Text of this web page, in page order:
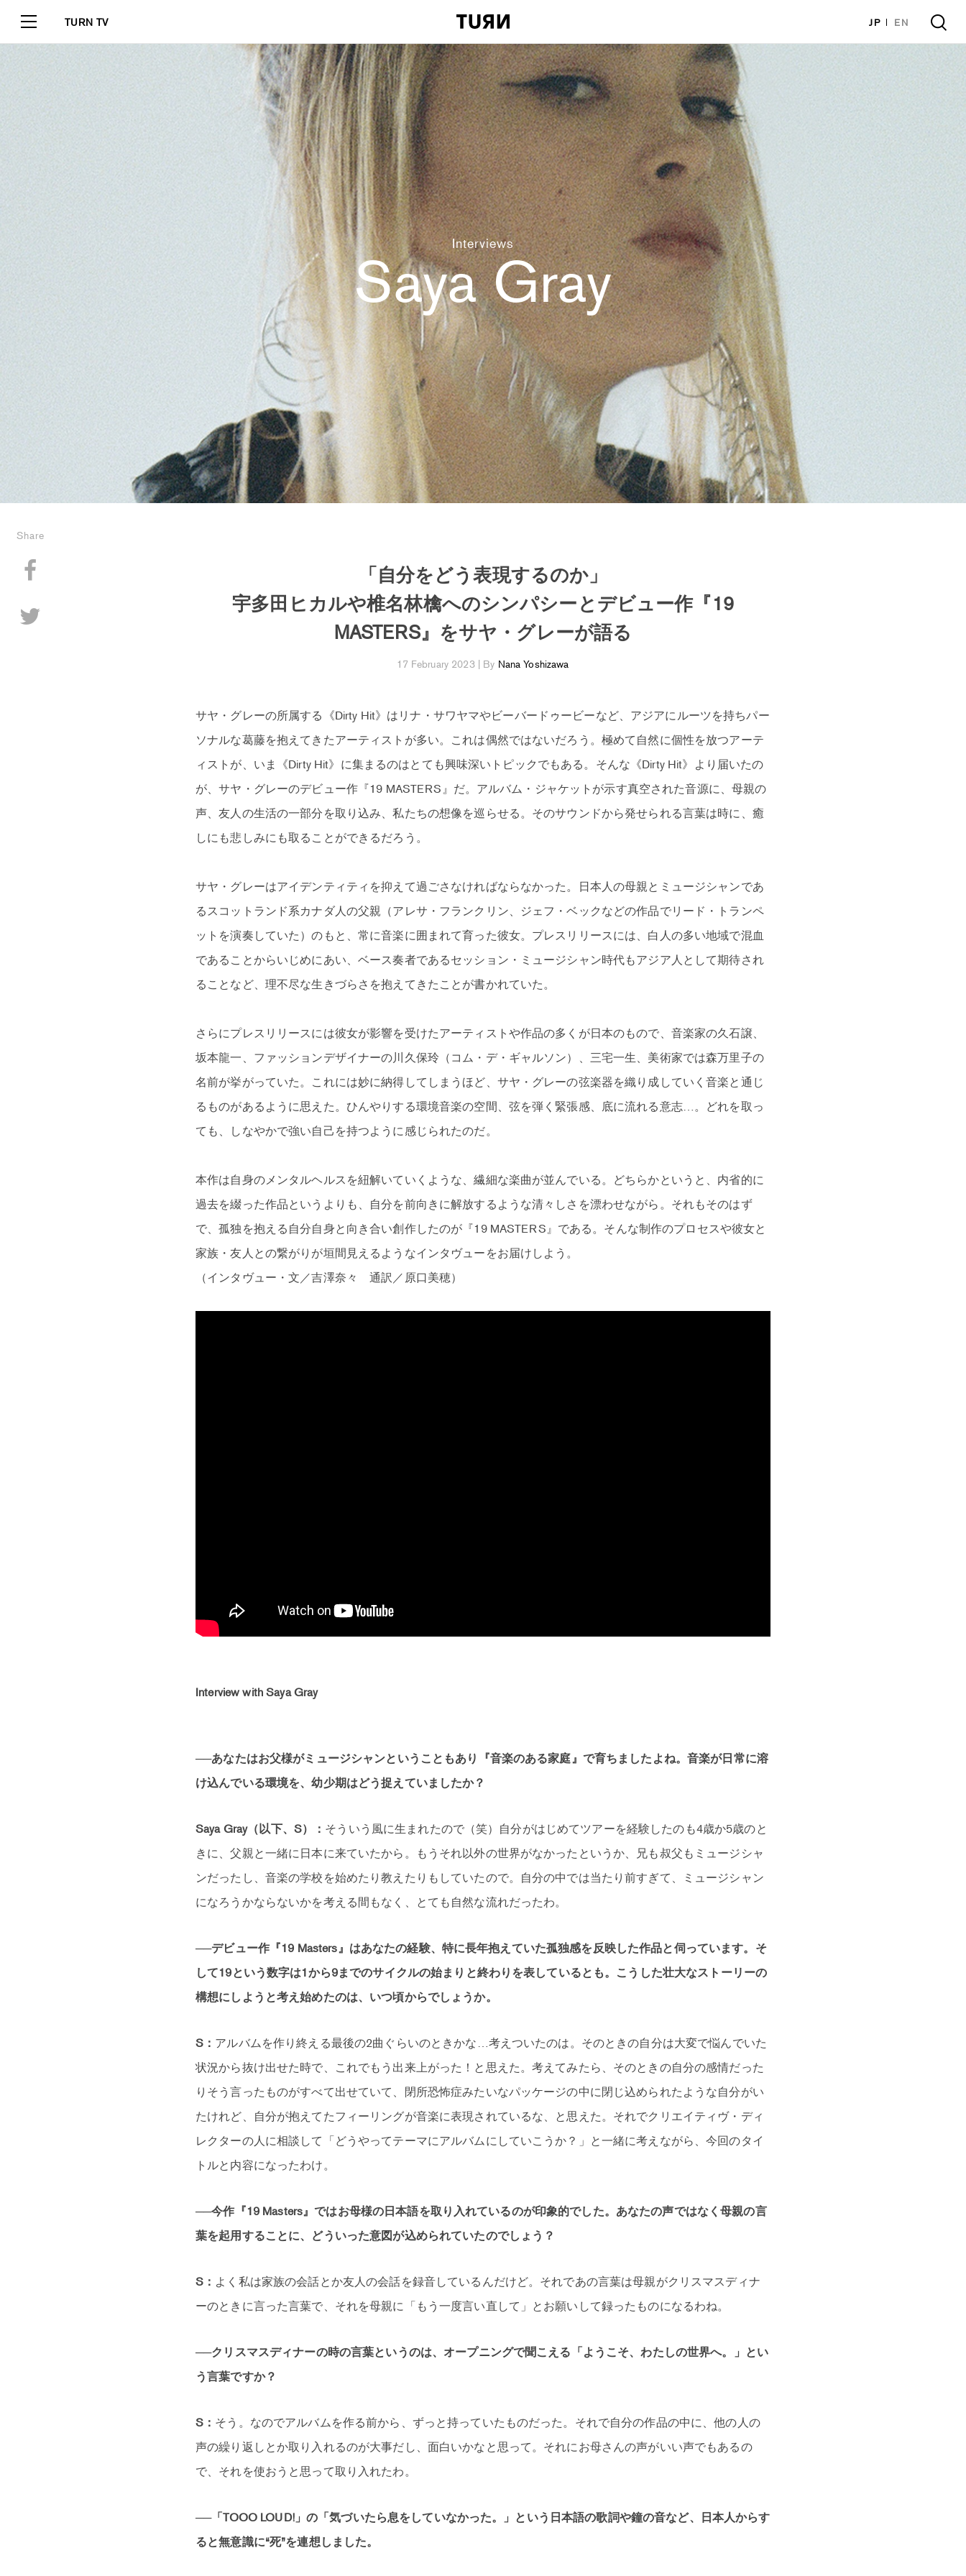
TURN TV JP EN
Interviews
Saya Gray
Share
「自分をどう表現するのか」
宇多田ヒカルや椎名林檎へのシンパシーとデビュー作『19
MASTERS』をサヤ・グレーが語る
17 February 2023 | By Nana Yoshizawa
サヤ・グレーの所属する《Dirty Hit》はリナ・サワヤマやビーバードゥービーなど、アジアにルーツを持ちパー
ソナルな葛藤を抱えてきたアーティストが多い。これは偶然ではないだろう。極めて自然に個性を放つアーテ
ィストが、いま《Dirty Hit》に集まるのはとても興味深いトピックでもある。そんな《Dirty Hit》より届いたの
が、サヤ・グレーのデビュー作『19 MASTERS』だ。アルバム・ジャケットが示す真空された音源に、母親の
声、友人の生活の一部分を取り込み、私たちの想像を巡らせる。そのサウンドから発せられる言葉は時に、癒
しにも悲しみにも取ることができるだろう。
サヤ・グレーはアイデンティティを抑えて過ごさなければならなかった。日本人の母親とミュージシャンであ
るスコットランド系カナダ人の父親（アレサ・フランクリン、ジェフ・ベックなどの作品でリード・トランペ
ットを演奏していた）のもと、常に音楽に囲まれて育った彼女。プレスリリースには、白人の多い地域で混血
であることからいじめにあい、ベース奏者であるセッション・ミュージシャン時代もアジア人として期待され
ることなど、理不尽な生きづらさを抱えてきたことが書かれていた。
さらにプレスリリースには彼女が影響を受けたアーティストや作品の多くが日本のもので、音楽家の久石譲、
坂本龍一、ファッションデザイナーの川久保玲（コム・デ・ギャルソン）、三宅一生、美術家では森万里子の
名前が挙がっていた。これには妙に納得してしまうほど、サヤ・グレーの弦楽器を織り成していく音楽と通じ
るものがあるように思えた。ひんやりする環境音楽の空間、弦を弾く緊張感、底に流れる意志…。どれを取っ
ても、しなやかで強い自己を持つように感じられたのだ。
本作は自身のメンタルヘルスを紐解いていくような、繊細な楽曲が並んでいる。どちらかというと、内省的に
過去を綴った作品というよりも、自分を前向きに解放するような清々しさを漂わせながら。それもそのはず
で、孤独を抱える自分自身と向き合い創作したのが『19 MASTERS』である。そんな制作のプロセスや彼女と
家族・友人との繋がりが垣間見えるようなインタヴューをお届けしよう。
（インタヴュー・文／吉澤奈々 通訳／原口美穂）
Interview with Saya Gray
──あなたはお父様がミュージシャンということもあり『音楽のある家庭』で育ちましたよね。音楽が日常に溶
け込んでいる環境を、幼少期はどう捉えていましたか？
Saya Gray（以下、S）： そういう風に生まれたので（笑）自分がはじめてツアーを経験したのも4歳か5歳のと
きに、父親と一緒に日本に来ていたから。もうそれ以外の世界がなかったというか、兄も叔父もミュージシャ
ンだったし、音楽の学校を始めたり教えたりもしていたので。自分の中では当たり前すぎて、ミュージシャン
になろうかならないかを考える間もなく、とても自然な流れだったわ。
──デビュー作『19 Masters』はあなたの経験、特に長年抱えていた孤独感を反映した作品と伺っています。そ
して19という数字は1から9までのサイクルの始まりと終わりを表しているとも。こうした壮大なストーリーの
構想にしようと考え始めたのは、いつ頃からでしょうか。
S： アルバムを作り終える最後の2曲ぐらいのときかな…考えついたのは。そのときの自分は大変で悩んでいた
状況から抜け出せた時で、これでもう出来上がった！と思えた。考えてみたら、そのときの自分の感情だった
りそう言ったものがすべて出せていて、閉所恐怖症みたいなパッケージの中に閉じ込められたような自分がい
たけれど、自分が抱えてたフィーリングが音楽に表現されているな、と思えた。それでクリエイティヴ・ディ
レクターの人に相談して「どうやってテーマにアルバムにしていこうか？」と一緒に考えながら、今回のタイ
トルと内容になったわけ。
──今作『19 Masters』ではお母様の日本語を取り入れているのが印象的でした。あなたの声ではなく母親の言
葉を起用することに、どういった意図が込められていたのでしょう？
S： よく私は家族の会話とか友人の会話を録音しているんだけど。それであの言葉は母親がクリスマスディナ
ーのときに言った言葉で、それを母親に「もう一度言い直して」とお願いして録ったものになるわね。
──クリスマスディナーの時の言葉というのは、オープニングで聞こえる「ようこそ、わたしの世界へ。」とい
う言葉ですか？
S： そう。なのでアルバムを作る前から、ずっと持っていたものだった。それで自分の作品の中に、他の人の
声の繰り返しとか取り入れるのが大事だし、面白いかなと思って。それにお母さんの声がいい声でもあるの
で、それを使おうと思って取り入れたわ。
──「TOOO LOUD!」の「気づいたら息をしていなかった。」という日本語の歌詞や鐘の音など、日本人からす
ると無意識に“死”を連想しました。